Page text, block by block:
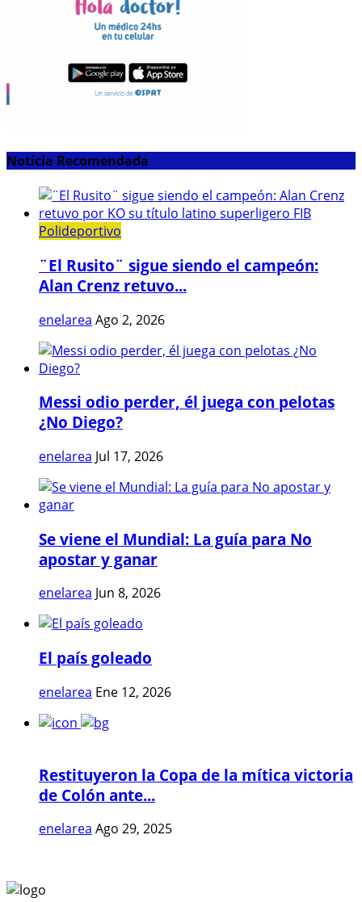
Noticia Recomendada
Polideportivo
¨El Rusito¨ sigue siendo el campeón:
Alan Crenz retuvo...
enelarea Ago 2, 2026
Messi odio perder, él juega con pelotas
¿No Diego?
enelarea Jul 17, 2026
Se viene el Mundial: La guía para No
apostar y ganar
enelarea Jun 8, 2026
El país goleado
enelarea Ene 12, 2026
Restituyeron la Copa de la mítica victoria
de Colón ante...
enelarea Ago 29, 2025